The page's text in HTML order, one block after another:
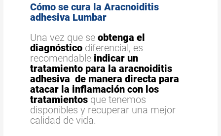
Cómo se cura la Aracnoiditis
adhesiva Lumbar
Una vez que seobtenga el
diagnóstico diferencial, es
recomendable indicar un
tratamiento para la aracnoiditis
adhesiva de manera directa para
atacar la inflamación con los
tratamientos que tenemos
disponibles y recuperar una mejor
calidad de vida.